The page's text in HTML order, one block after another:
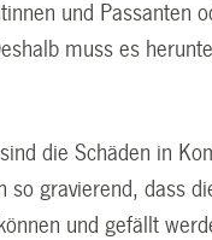
und Passanten
muss es
die Schäden in
so gravierend, dass
und gefällt